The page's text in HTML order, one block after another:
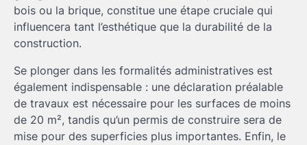
bois ou la brique, constitue une étape cruciale qui
influencera tant l’esthétique que la durabilité de la
construction.
Se plonger dans les formalités administratives est
également indispensable : une déclaration préalable
de travaux est nécessaire pour les surfaces de moins
de 20 m², tandis qu’un permis de construire sera de
mise pour des superficies plus importantes. Enfin, le